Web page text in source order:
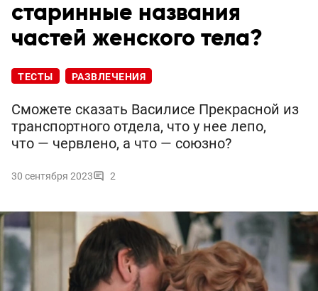
старинные названия
частей женского тела?
ТЕСТЫ РАЗВЛЕЧЕНИЯ
Сможете сказать Василисе Прекрасной из
транспортного отдела, что у нее лепо,
что — червлено, а что — союзно?
30 сентября 2023 2